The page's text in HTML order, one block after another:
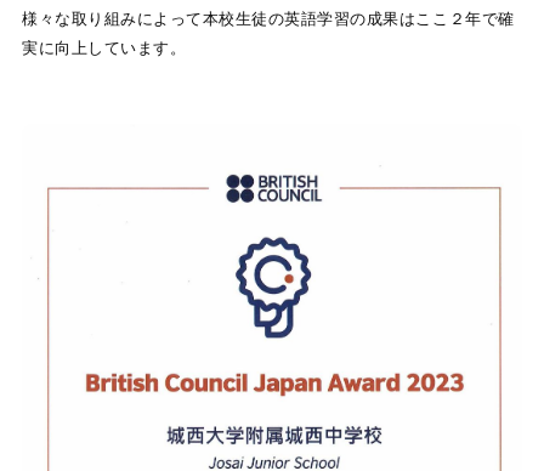
様々な取り組みによって本校生徒の英語学習の成果はここ２年で確
実に向上しています。